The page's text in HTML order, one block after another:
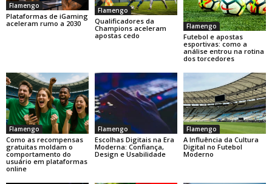
Flamengo
Plataformas de iGaming
aceleram rumo a 2030
Flamengo
Qualificadores da
Champions aceleram
apostas cedo
Flamengo
Futebol e apostas
esportivas: como a
análise entrou na rotina
dos torcedores
Flamengo
Como as recompensas
gratuitas moldam o
comportamento do
usuário em plataformas
online
Flamengo
Escolhas Digitais na Era
Moderna: Confiança,
Design e Usabilidade
Flamengo
A Influência da Cultura
Digital no Futebol
Moderno